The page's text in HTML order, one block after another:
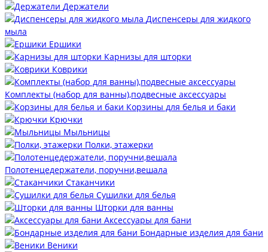
Держатели
Диспенсеры для жидкого
мыла
Ершики
Карнизы для шторки
Коврики
Комплекты (набор для ванны),подвесные аксессуары
Корзины для белья и баки
Крючки
Мыльницы
Полки, этажерки
Полотенцедержатели, поручни,вешала
Стаканчики
Сушилки для белья
Шторки для ванны
Аксессуары для бани
Бондарные изделия для бани
Веники